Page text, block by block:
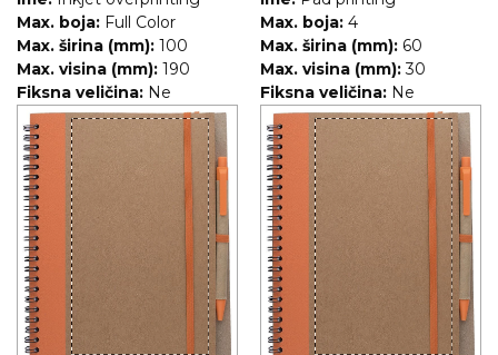
RADNA OPREMA
Max. boja: Full Color
Max. širina (mm): 100
Max. visina (mm): 190
Fiksna veličina: Ne
Max. boja: 4
Max. širina (mm): 60
Max. visina (mm): 30
Fiksna veličina: Ne